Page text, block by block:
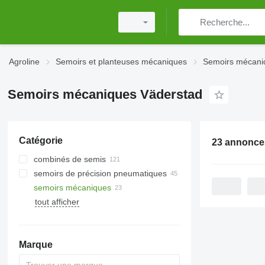
Agroline Semoirs et planteuses mécaniques Semoirs
Semoirs mécaniques Väderstad
Catégorie
combinés de semis
semoirs de précision pneumatiques
semoirs mécaniques
tout afficher
Marque
23